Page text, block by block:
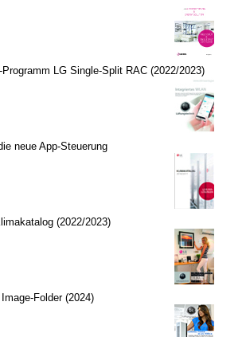
Programm LG Single-Split RAC (2022/2023)
neue App-Steuerung
(2022/2023)
Folder (2024)